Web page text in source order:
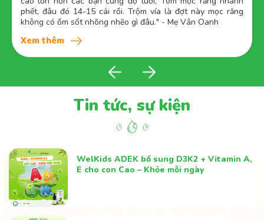
phết, đâu đó 14-15 cái rồi. Trộm vía là đợt này mọc răng
không có ốm sốt nhõng nhẽo gì đâu." - Mẹ Vân Oanh
Xem thêm
Tin tức, sự kiện
WelKids ADEK bổ sung D3K2 + Vitamin A,
E cho con Cao – Khỏe mỗi ngày